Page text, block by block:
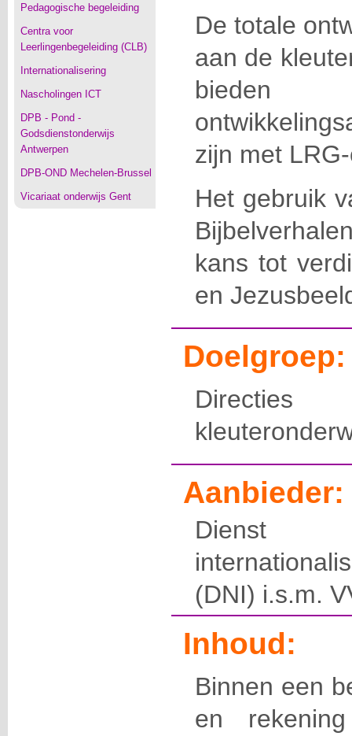
Pedagogische begeleiding
Centra voor
Leerlingenbegeleiding (CLB)
Internationalisering
Nascholingen ICT
DPB - Pond -
Godsdienstonderwijs
Antwerpen
DPB-OND Mechelen-Brussel
Vicariaat onderwijs Gent
De totale
aan de
zijn met
Het gebruik
kans tot
en
Doelgroep:
Directies
Aanbieder:
Dienst
(DNI) i.s.m.
Inhoud:
Binnen een
en